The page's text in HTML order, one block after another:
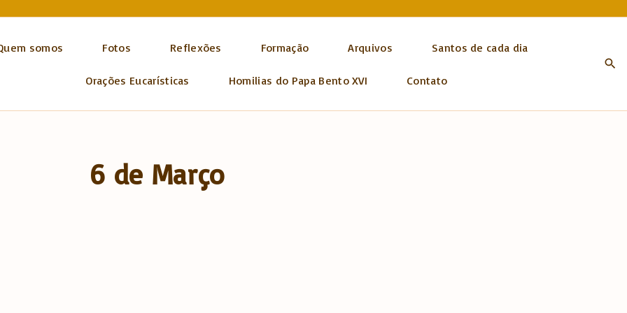
somos Fotos Reflexões Formação Arquivos Santos de cada dia
Orações Eucarísticas Homilias do Papa Bento XVI Contato
6 de Março